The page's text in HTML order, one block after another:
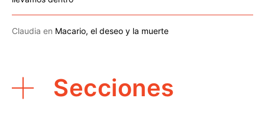
Claudia en Macario, el deseo y la muerte
Secciones